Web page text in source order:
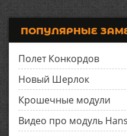
ПОПУЛЯРНЫЕ
Полет Конкордов
Новый Шерлок
Крошечные модули
Видео про модуль